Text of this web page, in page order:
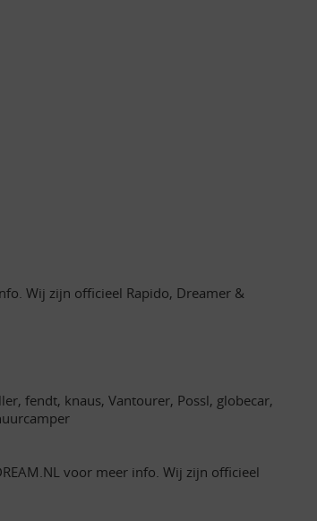
Wij zijn officieel Rapido, Dreamer &
fendt, knaus, Vantourer, Possl, globecar,
voor meer info. Wij zijn officieel